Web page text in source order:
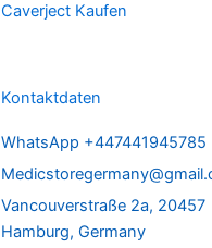
Caverject Kaufen
Kontaktdaten
WhatsApp +447441945785
Vancouverstraße 2a, 20457
Hamburg, Germany